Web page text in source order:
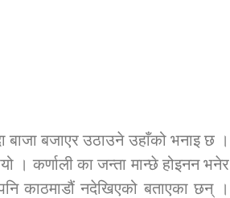
बाजा बजाएर उठाउने उहाँको भनाइ छ ।
। कर्णाली का जन्ता मान्छे होइनन भनेर
काठमाडौं नदेखिएको बताएका छन् ।